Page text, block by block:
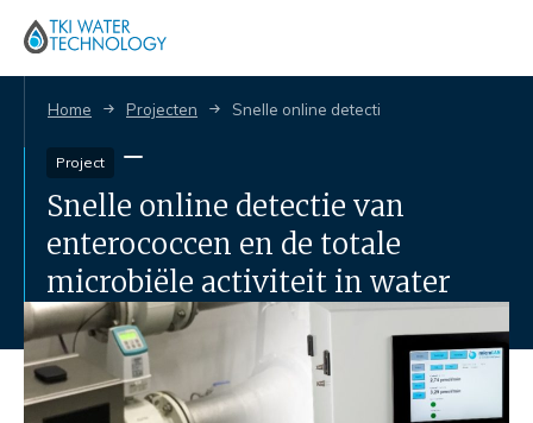
Home Projecten Snelle online detectie van
Project
Snelle online detectie van
enterococcen en de totale
microbiële activiteit in water